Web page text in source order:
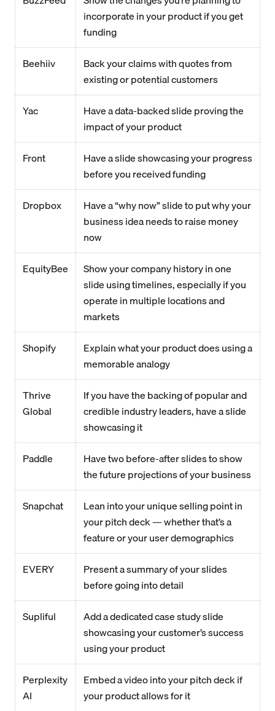
incorporate in your product if you get
funding
Beehiiv
Back your claims with quotes from
existing or potential customers
Yac
Have a data-backed slide proving the
impact of your product
Front
Have a slide showcasing your progress
before you received funding
Dropbox
Have a “why now” slide to put why your
business idea needs to raise money
now
EquityBee
Show your company history in one
slide using timelines, especially if you
operate in multiple locations and
markets
Shopify
Explain what your product does using a
memorable analogy
Thrive
Global
If you have the backing of popular and
credible industry leaders, have a slide
showcasing it
Paddle
Have two before-after slides to show
the future projections of your business
Snapchat
Lean into your unique selling point in
your pitch deck — whether that’s a
feature or your user demographics
EVERY
Present a summary of your slides
before going into detail
Supliful
Add a dedicated case study slide
showcasing your customer’s success
using your product
Perplexity
AI
Embed a video into your pitch deck if
your product allows for it